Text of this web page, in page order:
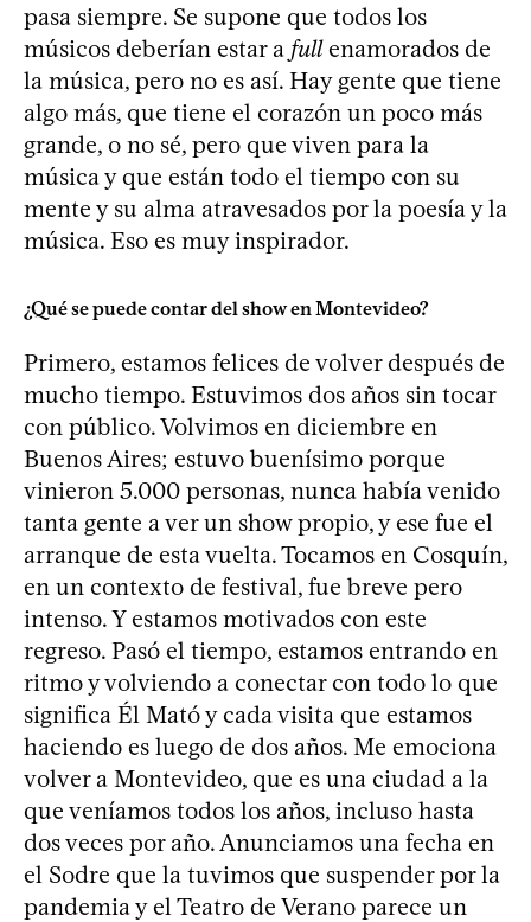
pasa siempre. Se supone que todos los
músicos deberían estar a fullenamorados de
la música, pero no es así. Hay gente que tiene
algo más, que tiene el corazón un poco más
grande, o no sé, pero que viven para la
música y que están todo el tiempo con su
mente y su alma atravesados por la poesía y la
música. Eso es muy inspirador.
¿Qué se puede contar del show en Montevideo?
Primero, estamos felices de volver después de
mucho tiempo. Estuvimos dos años sin tocar
con público. Volvimos en diciembre en
Buenos Aires; estuvo buenísimo porque
vinieron 5.000 personas, nunca había venido
tanta gente a ver un show propio, y ese fue el
arranque de esta vuelta. Tocamos en Cosquín,
en un contexto de festival, fue breve pero
intenso. Y estamos motivados con este
regreso. Pasó el tiempo, estamos entrando en
ritmo y volviendo a conectar con todo lo que
significa Él Mató y cada visita que estamos
haciendo es luego de dos años. Me emociona
volver a Montevideo, que es una ciudad a la
que veníamos todos los años, incluso hasta
dos veces por año. Anunciamos una fecha en
el Sodre que la tuvimos que suspender por la
pandemia y el Teatro de Verano parece un